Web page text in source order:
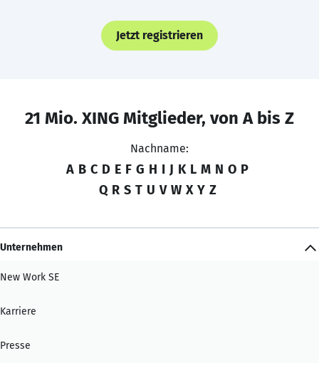
Jetzt registrieren
21 Mio. XING Mitglieder, von A bis Z
Nachname:
A B C D E F G H I J K L M N O P
Q R S T U V W X Y Z
Unternehmen
New Work SE
Karriere
Presse